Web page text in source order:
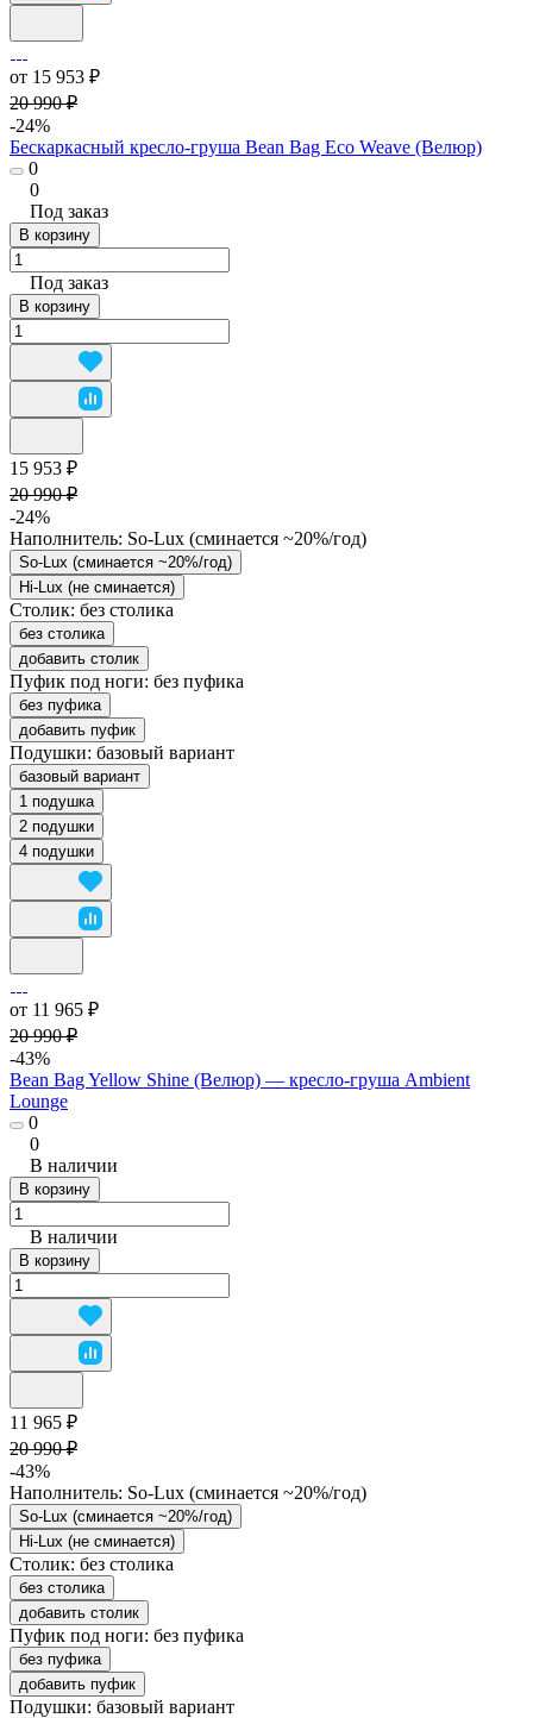
от 15 953 ₽
20 990 ₽
-24%
Бескаркасный кресло-груша Bean Bag Eco Weave (Велюр)
0
0
Под заказ
В корзину
Под заказ
В корзину
15 953 ₽
20 990 ₽
-24%
Наполнитель: So-Lux (cминается ~20%/год)
So-Lux (cминается ~20%/год)
Hi-Lux (не сминается)
Столик: без столика
без столика
добавить столик
Пуфик под ноги: без пуфика
без пуфика
добавить пуфик
Подушки: базовый вариант
базовый вариант
1 подушка
2 подушки
4 подушки
от 11 965 ₽
20 990 ₽
-43%
Bean Bag Yellow Shine (Велюр) — кресло-груша Ambient
Lounge
0
0
В наличии
В корзину
В наличии
В корзину
11 965 ₽
20 990 ₽
-43%
Наполнитель: So-Lux (cминается ~20%/год)
So-Lux (cминается ~20%/год)
Hi-Lux (не сминается)
Столик: без столика
без столика
добавить столик
Пуфик под ноги: без пуфика
без пуфика
добавить пуфик
Подушки: базовый вариант